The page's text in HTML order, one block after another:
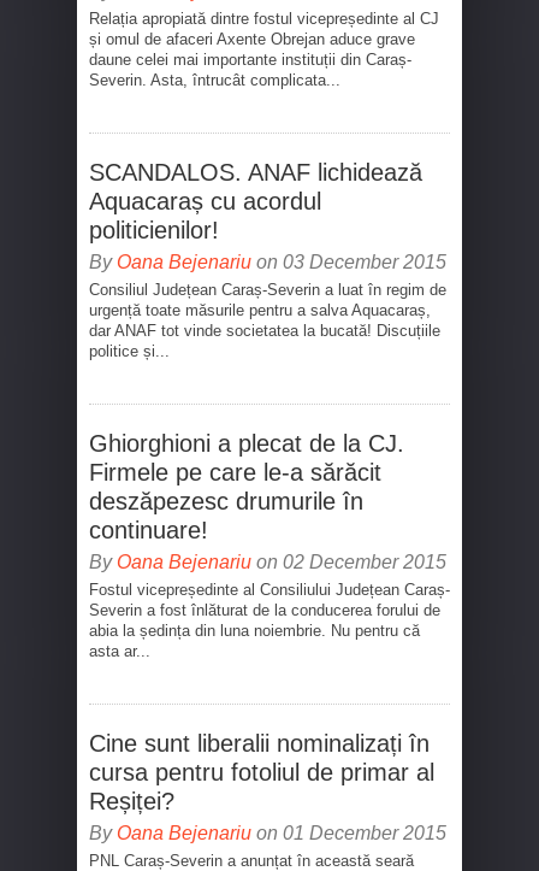
Relația apropiată dintre fostul vicepreședinte al CJ
și omul de afaceri Axente Obrejan aduce grave
daune celei mai importante instituții din Caraș-
Severin. Asta, întrucât complicata...
SCANDALOS. ANAF lichidează
Aquacaraș cu acordul
politicienilor!
By Oana Bejenariu on 03 December 2015
Consiliul Județean Caraș-Severin a luat în regim de
urgență toate măsurile pentru a salva Aquacaraș,
dar ANAF tot vinde societatea la bucată! Discuțiile
politice și...
Ghiorghioni a plecat de la CJ.
Firmele pe care le-a sărăcit
deszăpezesc drumurile în
continuare!
By Oana Bejenariu on 02 December 2015
Fostul vicepreședinte al Consiliului Județean Caraș-
Severin a fost înlăturat de la conducerea forului de
abia la ședința din luna noiembrie. Nu pentru că
asta ar...
Cine sunt liberalii nominalizați în
cursa pentru fotoliul de primar al
Reșiței?
By Oana Bejenariu on 01 December 2015
PNL Caraș-Severin a anunțat în această seară